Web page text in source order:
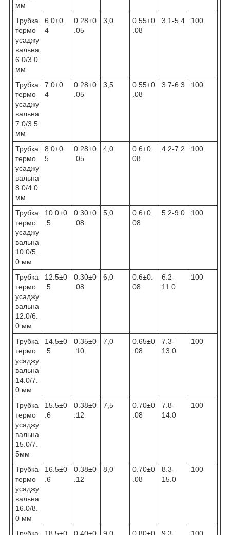
мм
Трубка
термо
усаджу
вальна
6.0/3.0
мм
6.0±0.
4
0.28±0
.05
3,0
0.55±0
.08
3.1-5.4 100
Трубка
термо
усаджу
вальна
7.0/3.5
мм
7.0±0.
4
0.28±0
.05
3,5
0.55±0
.08
3.7-6.3 100
Трубка
термо
усаджу
вальна
8.0/4.0
мм
8.0±0.
5
0.28±0
.05
4,0
0.6±0.
08
4.2-7.2 100
Трубка
термо
усаджу
вальна
10.0/5.
0 мм
10.0±0
.5
0.30±0
.08
5,0
0.6±0.
08
5.2-9.0 100
Трубка
термо
усаджу
вальна
12.0/6.
0 мм
12.5±0
.5
0.30±0
.08
6,0
0.6±0.
08
6.2-
11.0
100
Трубка
термо
усаджу
вальна
14.0/7.
0 мм
14.5±0
.5
0.35±0
.10
7,0
0.65±0
.08
7.3-
13.0
100
Трубка
термо
усаджу
вальна
15.0/7.
5мм
15.5±0
.6
0.38±0
.12
7,5
0.70±0
.08
7.8-
14.0
100
Трубка
термо
усаджу
вальна
16.0/8.
0 мм
16.5±0
.6
0.38±0
.12
8,0
0.70±0
.08
8.3-
15.0
100
Трубка 18.5±0 0.40±0 9,0 0.80±0 9.3- 100